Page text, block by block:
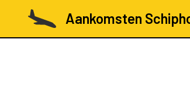
Aankomsten